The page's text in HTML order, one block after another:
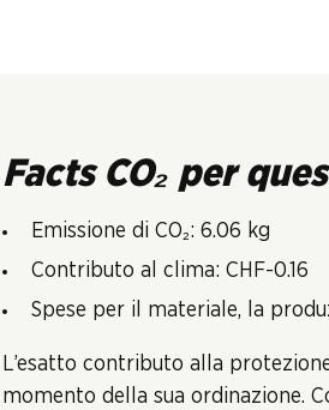
Facts CO₂ per
Emissione di CO₂: 6.06 kg
Contributo al clima: CHF-0.16
Spese per il materiale, la
L’esatto contributo alla
momento della sua ordinazione.